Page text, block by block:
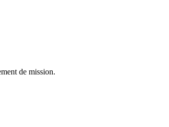
de mission.